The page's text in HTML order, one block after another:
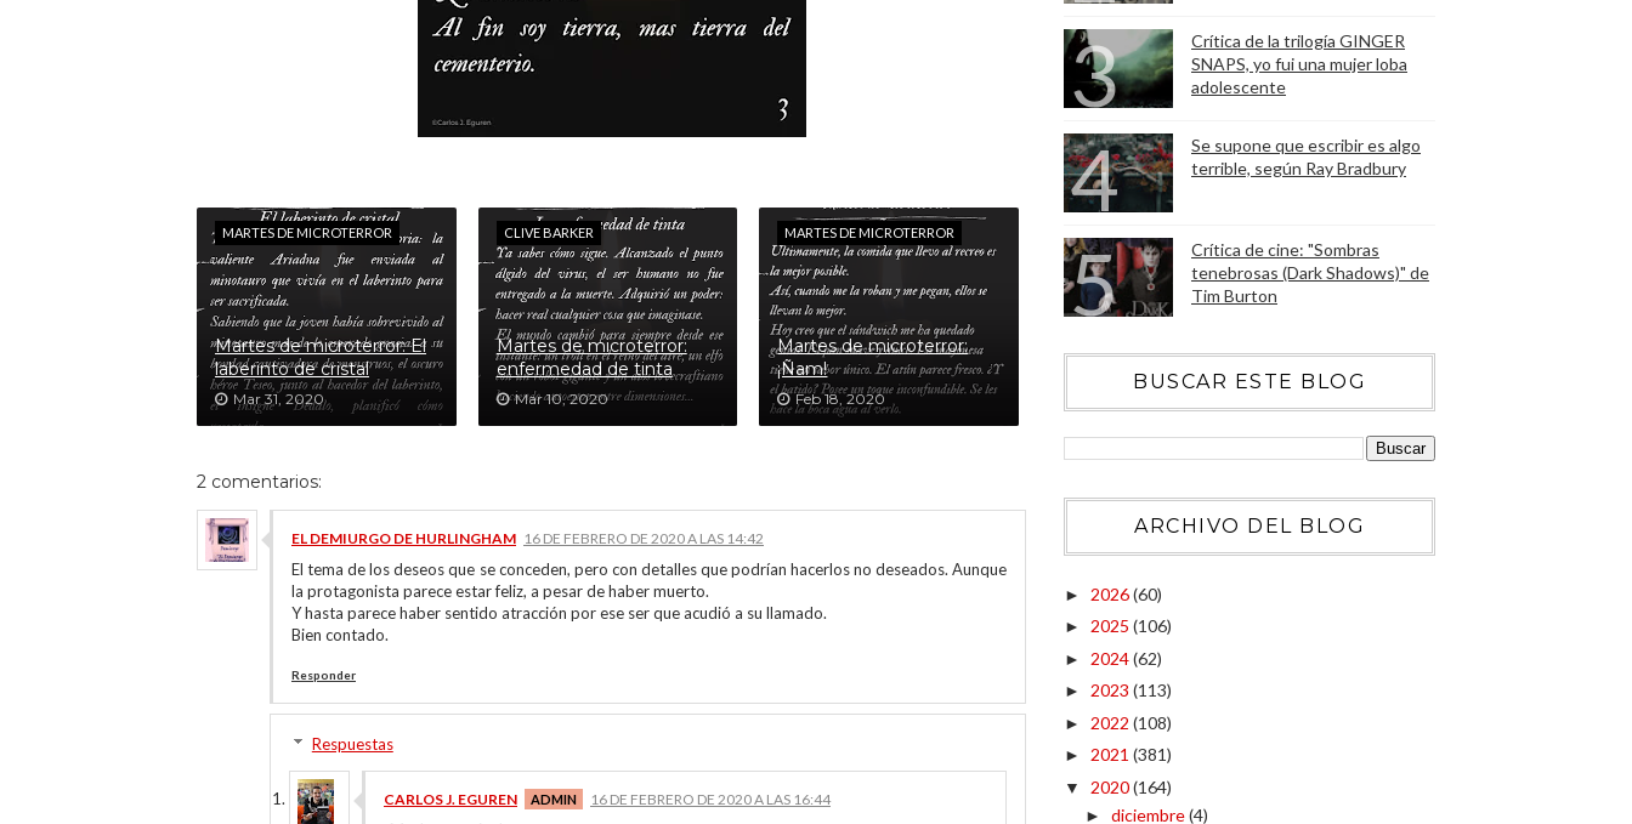
MARTES DE MICROTERROR
Martes de microterror: El
laberinto de cristal
Mar 31, 2020
CLIVE BARKER
Martes de microterror:
enfermedad de tinta
Mar 10, 2020
MARTES DE MICROTERROR
Martes de microterror:
¡Ñam!
Feb 18, 2020
2 comentarios:
EL DEMIURGO DE HURLINGHAM 16 DE FEBRERO DE 2020 A LAS 14:42
El tema de los deseos que se conceden, pero con detalles que podrían hacerlos no deseados. Aunque
la protagonista parece estar feliz, a pesar de haber muerto.
Y hasta parece haber sentido atracción por ese ser que acudió a su llamado.
Bien contado.
Responder
Respuestas
CARLOS J. EGUREN 16 DE FEBRERO DE 2020 A LAS 16:44
Crítica de la trilogía GINGER
SNAPS, yo fui una mujer loba
adolescente
Se supone que escribir es algo
terrible, según Ray Bradbury
Crítica de cine: "Sombras
tenebrosas (Dark Shadows)" de
Tim Burton
BUSCAR ESTE BLOG
ARCHIVO DEL BLOG
► 2026(60)
► 2025 (106)
► 2024(62)
► 2023 (113)
► 2022 (108)
► 2021 (381)
▼ 2020(164)
► diciembre(4)